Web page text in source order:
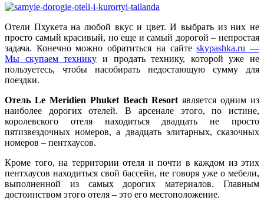
Отели Пхукета на любой вкус и цвет. И выбрать из них не
просто самый красивый, но еще и самый дорогой – непростая
задача. Конечно можно обратиться на сайтеskypashka.ru —
Мы скупаем технику и продать технику, которой уже не
пользуетесь, чтобы насобирать недостающую сумму для
поездки.
Отель Le Meridien Phuket Beach Resort является одним из
наиболее дорогих отелей. В арсенале этого, по истине,
королевского отеля находиться двадцать не просто
пятизвездочных номеров, а двадцать элитарных, сказочных
номеров – пентхаусов.
Кроме того, на территории отеля и почти в каждом из этих
пентхаусов находиться свой бассейн, не говоря уже о мебели,
выполненной из самых дорогих материалов. Главным
достоинством этого отеля – это его местоположение.